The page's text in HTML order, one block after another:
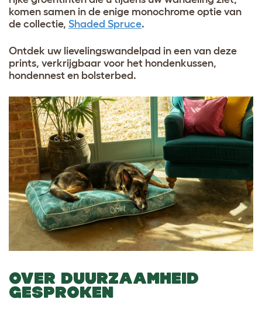
komen samen in de enige monochrome optie van
de collectie, Shaded Spruce.
Ontdek uw lievelingswandelpad in een van deze
prints, verkrijgbaar voor het hondenkussen,
hondennest en bolsterbed.
OVER DUURZAAMHEID
GESPROKEN